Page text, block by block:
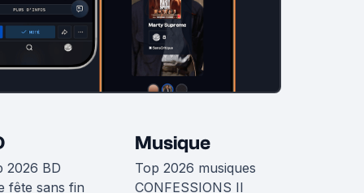
2026 BD
fête sans fin
Musique
Top 2026 musiques
CONFESSIONS II